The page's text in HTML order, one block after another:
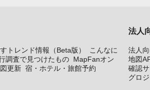
トレンド情報（Beta版）
こんなに
調査で見つけたもの MapFanオン
更新 宿・ホテル・旅館予約
法人
法人
地図
確認
グロジ